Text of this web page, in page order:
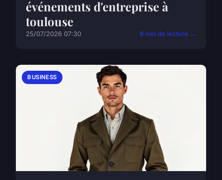
événements d'entreprise à
toulouse
25/07/2026 07:30 8 min de lecture →
BUSINESS